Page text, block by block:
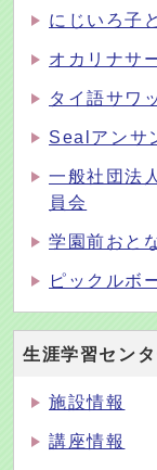
にじいろ子
オカリナサ
タイ語サワ
Sealアンサ
一般社団法
員会
学園前おと
ピックルボ
生涯学習セン
施設情報
講座情報